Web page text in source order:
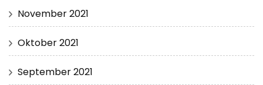
November 2021
Oktober 2021
September 2021